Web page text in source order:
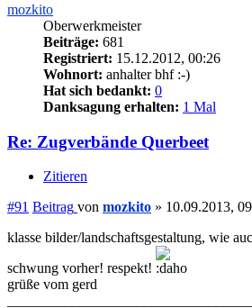
mozkito
Oberwerkmeister
Beiträge: 681
Registriert: 15.12.2012, 00:26
Wohnort: anhalter bhf :-)
Hat sich bedankt: 0
Danksagung erhalten: 1 Mal
Re: Zugverbände Querbeet
Zitieren
#91 Beitrag von mozkito » 10.09.2013,
klasse bilder/landschaftsgestaltung, wie
schwung vorher! respekt!
grüße vom gerd